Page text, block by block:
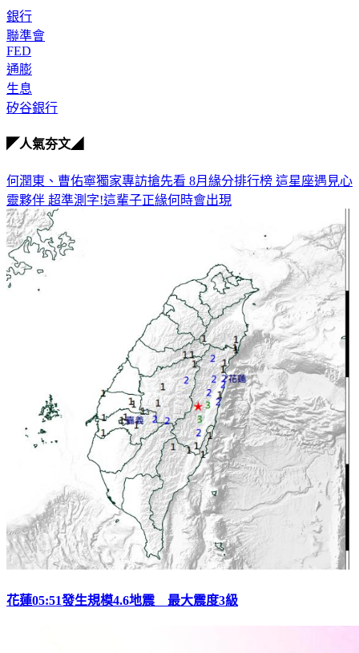
銀行
聯準會
FED
通膨
生息
何潤東、曹佑寧獨家專訪搶先看8月緣分排行榜 這星座遇見心
靈夥伴超準測字!這輩子正緣何時會出現